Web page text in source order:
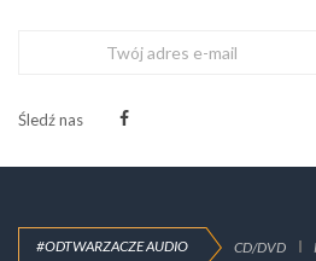
Śledź nas
#ODTWARZACZE AUDIO CD/DVD